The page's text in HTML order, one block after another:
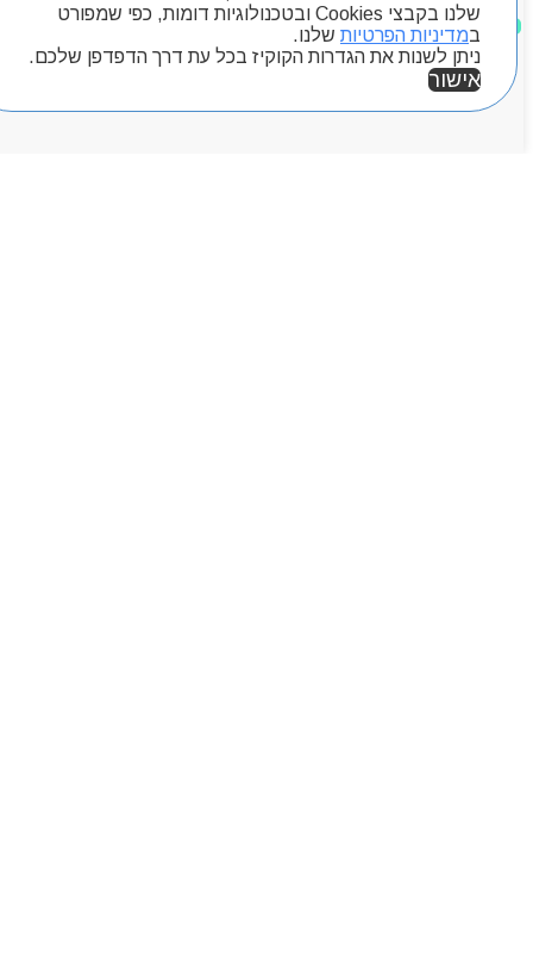
שלנו בקבצי Cookies ובטכנולוגיות דומות, כפי שמפורט
במדיניות הפרטיות שלנו.
ניתן לשנות את הגדרות הקוקיז בכל עת דרך הדפדפן שלכם.
אישור
מוצרים שאהבתי